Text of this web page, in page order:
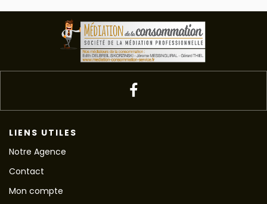
LIENS UTILES
Notre Agence
Contact
Mon compte